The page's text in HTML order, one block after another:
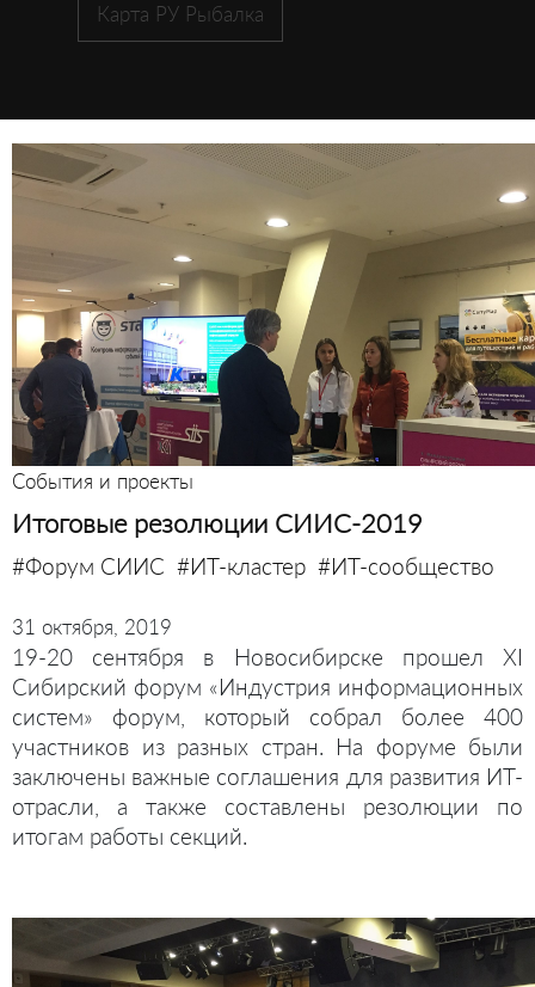
Карта РУ Рыбалка
События и проекты
Итоговые резолюции СИИС-2019
#Форум СИИС #ИТ-кластер #ИТ-сообщество
31 октября, 2019
19-20 сентября в Новосибирске прошел XI
Сибирский форум «Индустрия информационных
систем» форум, который собрал более 400
участников из разных стран. На форуме были
заключены важные соглашения для развития ИТ-
отрасли, а также составлены резолюции по
итогам работы секций.